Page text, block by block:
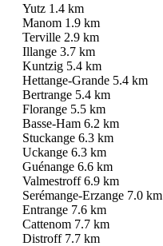
Yutz1.4 km
Manom1.9 km
Terville2.9 km
Illange3.7 km
Kuntzig5.4 km
Hettange-Grande5.4 km
Bertrange5.4 km
Florange5.5 km
Basse-Ham6.2 km
Stuckange6.3 km
Uckange6.3 km
Guénange6.6 km
Valmestroff6.9 km
Serémange-Erzange7.0 km
Entrange7.6 km
Cattenom7.7 km
Distroff7.7 km